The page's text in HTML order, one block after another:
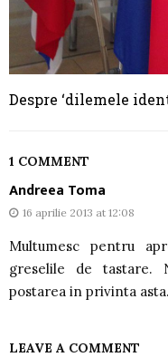
Despre ‘dilemele
1 COMMENT
Andreea Toma
16 aprilie 2013 at 12:08
Multumesc pentru
greselile de tastare.
postarea in privinta asta.
LEAVE A COMMENT